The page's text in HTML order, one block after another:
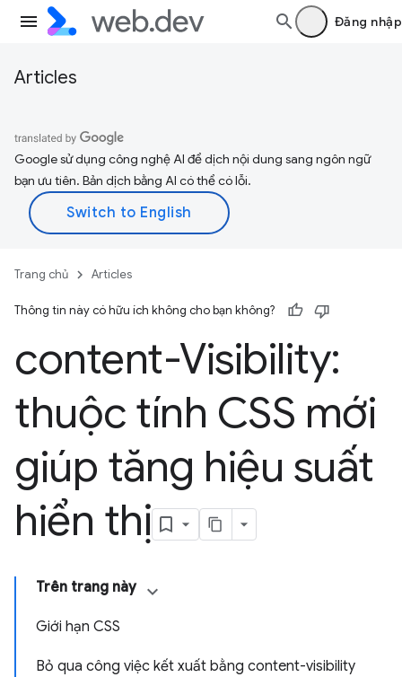
Đăng nhập
Articles
Google sử dụng công nghệ AI để dịch nội dung sang ngôn ngữ
bạn ưu tiên. Bản dịch bằng AI có thể có lỗi.
Trang chủ Articles
Thông tin này có hữu ích không cho bạn không?
content-Visibility:
thuộc tính CSS mới
giúp tăng hiệu suất
hiển thị
Trên trang này
Giới hạn CSS
Bỏ qua công việc kết xuất bằng content-visibility